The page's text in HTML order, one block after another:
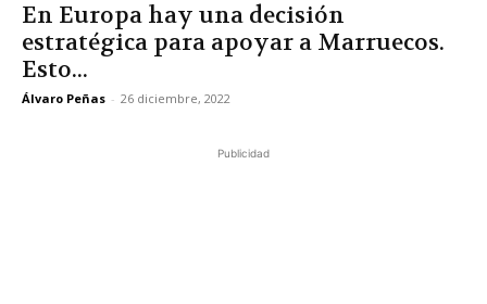
En Europa hay una decisión
estratégica para apoyar a Marruecos.
Esto...
Álvaro Peñas - 26 diciembre, 2022
Publicidad